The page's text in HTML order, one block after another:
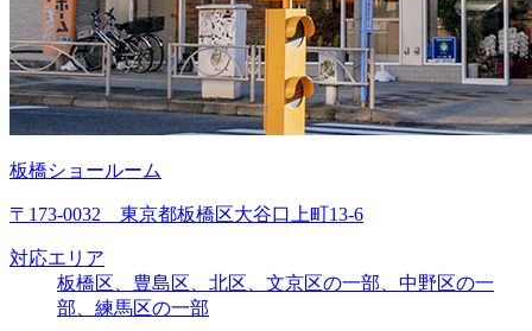
板橋ショールーム
〒173-0032 東京都板橋区大谷口上町13-6
対応エリア
板橋区、豊島区、北区、文京区の一部、中野区の一
部、練馬区の一部